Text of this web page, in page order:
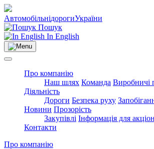
АвтомобільнідорогиУкраїни
Пошук
In English
Про компанію
Наш шлях Команда Виробничі
Діяльність
Дороги Безпека руху
Новини Прозорість
Закупівлі Інформація для
Контакти
Про компанію